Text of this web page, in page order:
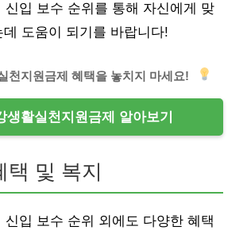
신입 보수 순위를 통해 자신에게 맞
도움이 되기를 바랍니다!
천지원금제 혜택을 놓치지 마세요!
생활실천지원금제 알아보기
택 및 복지
신입 보수 순위 외에도 다양한 혜택